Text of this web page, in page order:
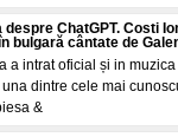
ChatGPT. Costi
bulgară cântate de
a intrat oficial și in
dintre cele mai
&